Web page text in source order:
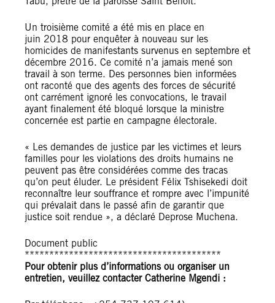
Un troisième comité a été mis en place en
juin 2018 pour enquêter à nouveau sur les
homicides de manifestants survenus en septembre et
décembre 2016. Ce comité n’a jamais mené son
travail à son terme. Des personnes bien informées
ont raconté que des agents des forces de sécurité
ont carrément ignoré les convocations, le travail
ayant finalement été bloqué lorsque la ministre
concernée est partie en campagne électorale.
« Les demandes de justice par les victimes et leurs
familles pour les violations des droits humains ne
peuvent pas être considérées comme des tracas
qu’on peut éluder. Le président Félix Tshisekedi doit
reconnaître leur souffrance et rompre avec l’impunité
qui prévalait dans le passé afin de garantir que
justice soit rendue », a déclaré Deprose Muchena.
Document public
****************************************
Pour obtenir plus d’informations ou organiser un
entretien, veuillez contacter Catherine Mgendi :